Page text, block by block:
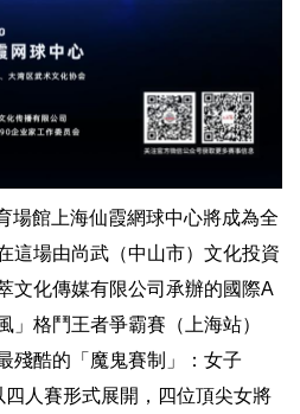
場館上海仙霞網球中心將成為全
這場由尚武（中山市）文化投資
文化傳媒有限公司承辦的國際A
格鬥王者爭霸賽（上海站）
殘酷的「魔鬼賽制」：女子
人賽形式展開，四位頂尖女將